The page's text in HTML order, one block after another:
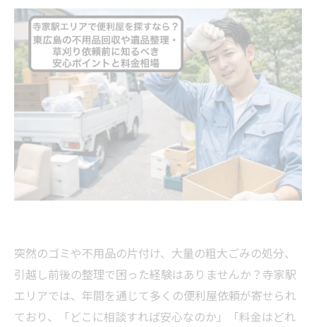
突然のゴミや不用品の片付け、大量の粗大ごみの処分、
引越し前後の整理で困った経験はありませんか？寺家駅
エリアでは、年間を通じて多くの便利屋依頼が寄せられ
ており、「どこに相談すれば安心なのか」「料金はどれ